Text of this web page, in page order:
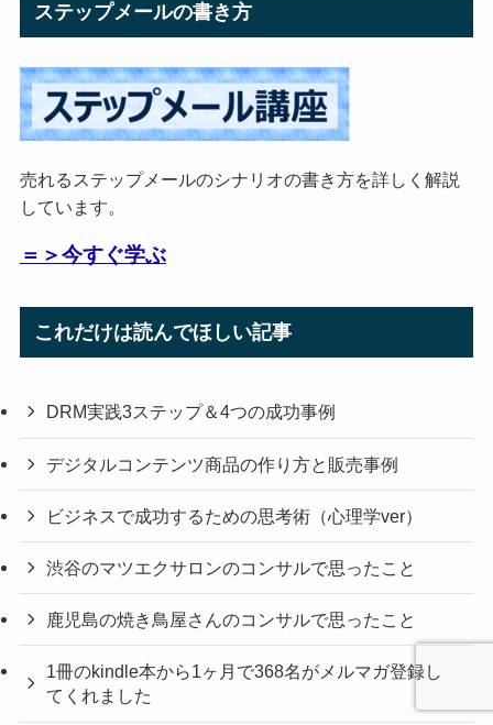
ステップメールの書き方
売れるステップメールのシナリオの書き方を詳しく解説
しています。
＝＞今すぐ学ぶ
これだけは読んでほしい記事
DRM実践3ステップ＆4つの成功事例
デジタルコンテンツ商品の作り方と販売事例
ビジネスで成功するための思考術（心理学ver）
渋谷のマツエクサロンのコンサルで思ったこと
鹿児島の焼き鳥屋さんのコンサルで思ったこと
1冊のkindle本から1ヶ月で368名がメルマガ登録し
てくれました